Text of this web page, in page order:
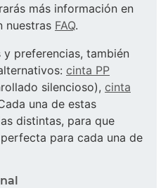
más información en
nuestras FAQ.
y preferencias, también
cinta PP
silencioso), cinta
una de estas
distintas, para que
para cada una de